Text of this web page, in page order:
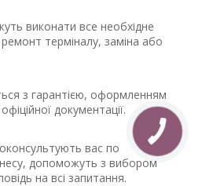
виконати все необхідне
ремонт терміналу, заміна або
з гарантією, оформленням
документації.
вас по
допоможуть з вибором
на всі запитання.